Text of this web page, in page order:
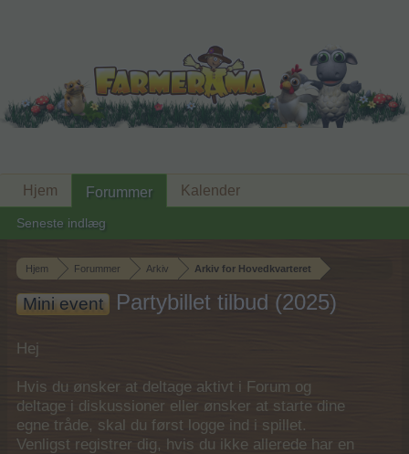
Hjem Forummer Arkiv Arkiv for Hovedkvarteret
Mini event Partybillet tilbud (2025)
Hej
Hvis du ønsker at deltage aktivt i Forum og
deltage i diskussioner eller ønsker at starte dine
egne tråde, skal du først logge ind i spillet.
Venligst registrer dig, hvis du ikke allerede har en
Hjem Forummer
Seneste indlæg
Kalender